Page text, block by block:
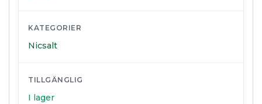
KATEGORIER
Nicsalt
TILLGÄNGLIG
I lager